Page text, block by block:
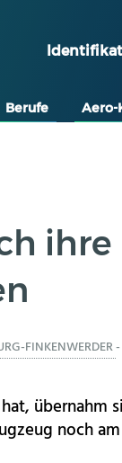
Berufe Aero-
ihre
FINKENWERDER-
übernahm
noch am